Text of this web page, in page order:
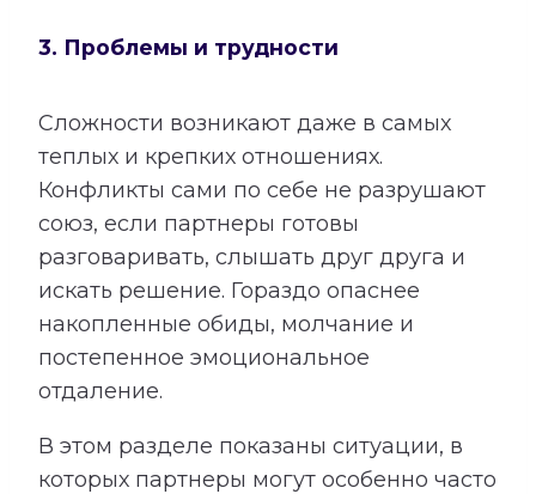
3. Проблемы и трудности
Сложности возникают даже в самых
теплых и крепких отношениях.
Конфликты сами по себе не разрушают
союз, если партнеры готовы
разговаривать, слышать друг друга и
искать решение. Гораздо опаснее
накопленные обиды, молчание и
постепенное эмоциональное
отдаление.
В этом разделе показаны ситуации, в
которых партнеры могут особенно часто